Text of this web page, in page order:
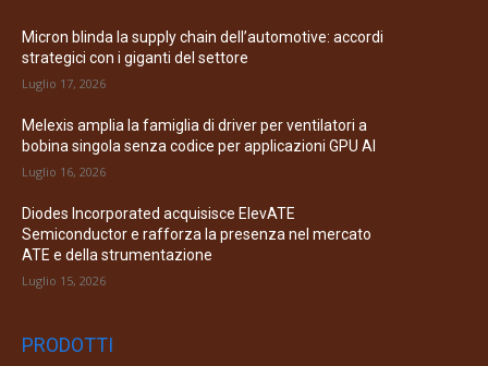
Micron blinda la supply chain dell’automotive: accordi
strategici con i giganti del settore
Luglio 17, 2026
Melexis amplia la famiglia di driver per ventilatori a
bobina singola senza codice per applicazioni GPU AI
Luglio 16, 2026
Diodes Incorporated acquisisce ElevATE
Semiconductor e rafforza la presenza nel mercato
ATE e della strumentazione
Luglio 15, 2026
PRODOTTI